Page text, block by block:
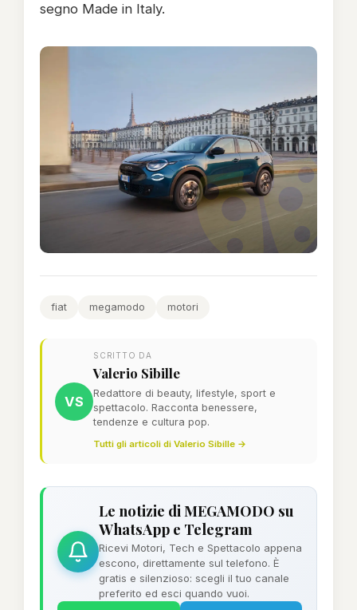
segno Made in Italy.
fiat megamodo motori
VS
SCRITTO DA
Valerio Sibille
Redattore di beauty, lifestyle, sport e
spettacolo. Racconta benessere,
tendenze e cultura pop.
Tutti gli articoli di Valerio Sibille →
Le notizie di MEGAMODO su
WhatsApp e Telegram
Ricevi Motori, Tech e Spettacolo appena
escono, direttamente sul telefono. È
gratis e silenzioso: scegli il tuo canale
preferito ed esci quando vuoi.